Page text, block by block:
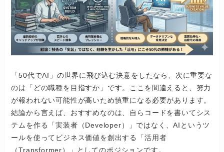
「50代でAI」の世界に飛び込む決意をしたなら、次に重要な
のは「どの職種を目指すか」です。ここを間違えると、努力
が報われない可能性が高いため慎重になる必要があります。
結論から言えば、おすすめなのは、自らコードを書いてシス
テムを作る「実装者（Developer）」ではなく、AIというツ
ールを使ってビジネス価値を創出する「活用者
（Transformer）」としてのポジションです。